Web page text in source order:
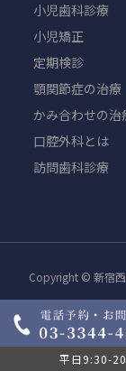
小児歯科診療
小児矯正
定期検診
顎関節症の治療
かみ合わせの治
口腔外科とは
訪問歯科診療
Copyright © 新宿
平日9:30-